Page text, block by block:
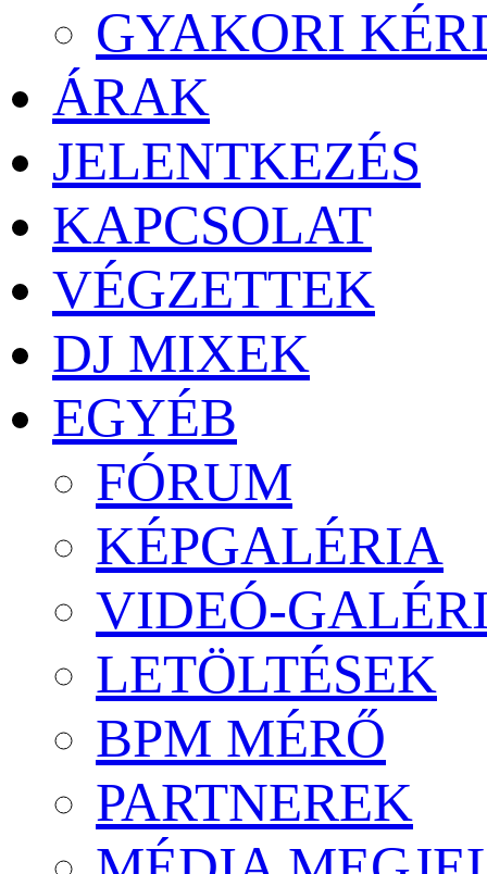
GYAKORI
ÁRAK
JELENTKEZÉS
KAPCSOLAT
VÉGZETTEK
DJ MIXEK
EGYÉB
FÓRUM
KÉPGALÉRIA
VIDEÓ-
LETÖLTÉSEK
BPM MÉRŐ
PARTNEREK